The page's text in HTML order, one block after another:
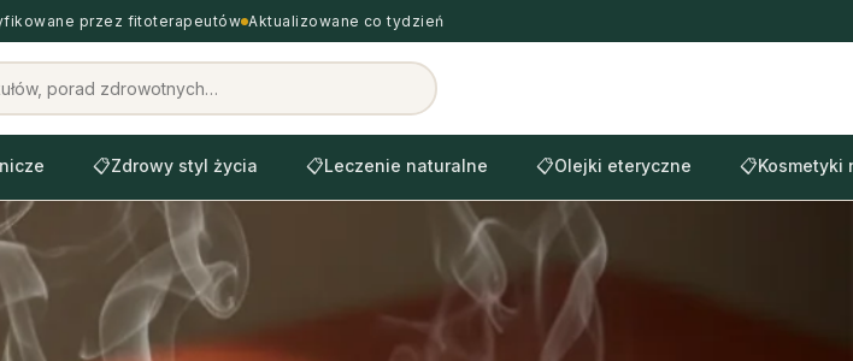
przez fitoterapeutów Aktualizowane co tydzień
📋Zdrowy styl życia 📋Leczenie naturalne 📋Olejki eteryczne 📋Kosmetyki